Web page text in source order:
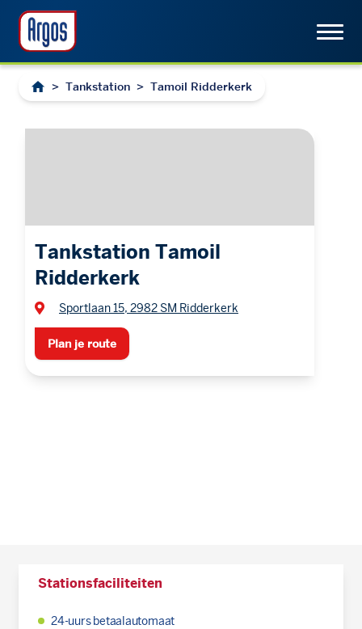
> Tankstation > Tamoil Ridderkerk
Tankstation Tamoil
Ridderkerk
Sportlaan 15, 2982 SM Ridderkerk
Plan je route
Stationsfaciliteiten
24-uurs betaalautomaat